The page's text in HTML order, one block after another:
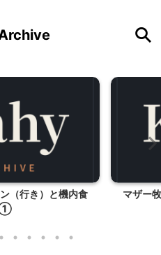
（行き）と機内食
マザー